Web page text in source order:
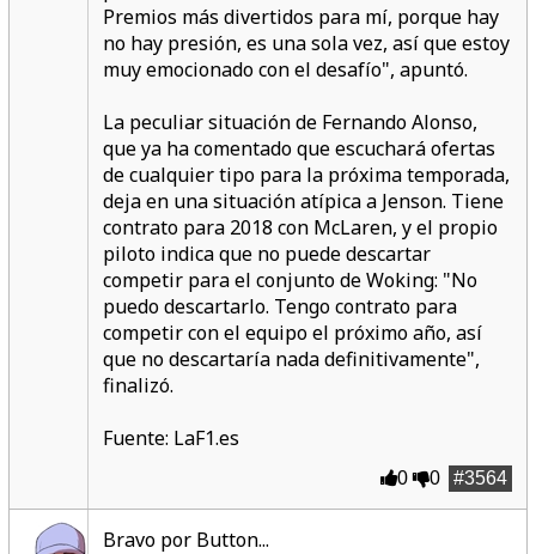
Premios más divertidos para mí, porque hay
no hay presión, es una sola vez, así que estoy
muy emocionado con el desafío", apuntó.
La peculiar situación de Fernando Alonso,
que ya ha comentado que escuchará ofertas
de cualquier tipo para la próxima temporada,
deja en una situación atípica a Jenson. Tiene
contrato para 2018 con McLaren, y el propio
piloto indica que no puede descartar
competir para el conjunto de Woking: "No
puedo descartarlo. Tengo contrato para
competir con el equipo el próximo año, así
que no descartaría nada definitivamente",
finalizó.
Fuente: LaF1.es
#3564
0 0
Bravo por Button...